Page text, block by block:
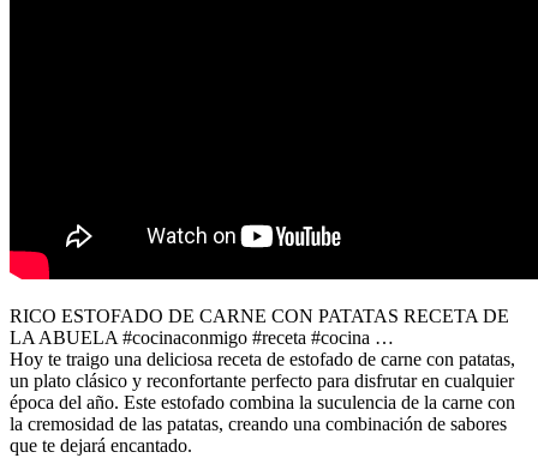
RICO ESTOFADO DE CARNE CON PATATAS RECETA DE
LA ABUELA #cocinaconmigo #receta #cocina …
Hoy te traigo una deliciosa receta de estofado de carne con patatas,
un plato clásico y reconfortante perfecto para disfrutar en cualquier
época del año. Este estofado combina la suculencia de la carne con
la cremosidad de las patatas, creando una combinación de sabores
que te dejará encantado.